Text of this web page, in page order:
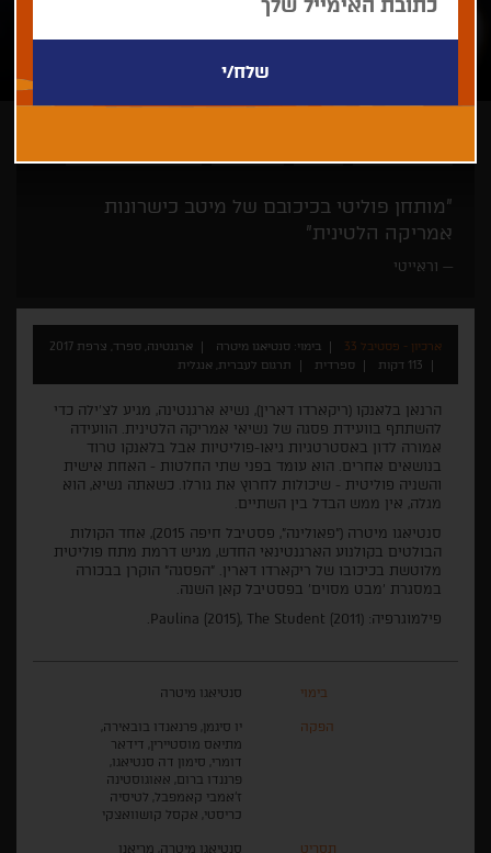
"מותחן פוליטי בכיכובם של מיטב כישרונות
אמריקה הלטינית"
וראייטי
ארכיון - פסטיבל 33 בימוי: סנטיאגו מיטרה
ארגנטינה, ספרד, צרפת 2017
113 דקות
ספרדית תרגום לעברית, אנגלית
הרנאן בלאנקו (ריקארדו דארין), נשיא ארגנטינה, מגיע לצ'ילה כדי
להשתתף בוועידת פסגה של נשיאי אמריקה הלטינית. הוועידה
אמורה לדון באסטרטגיות גיאו-פוליטיות אבל בלאנקו טרוד
בנושאים אחרים. הוא עומד בפני שתי החלטות - האחת אישית
והשניה פוליטית - שיכולות לחרוץ את גורלו. כשאתה נשיא, הוא
מגלה, אין ממש הבדל בין השתיים.
סנטיאגו מיטרה ("פאולינה", פסטיבל חיפה 2015), אחד הקולות
הבולטים בקולנוע הארגנטינאי החדש, מגיש דרמת מתח פוליטית
מלוטשת בכיכובו של ריקארדו דארין. "הפסגה" הוקרן בבכורה
במסגרת 'מבט מסוים' בפסטיבל קאן השנה.
פילמוגרפיה: (Paulina (2015), The Student (2011.
בימוי סנטיאגו מיטרה
הפקה
יו סיגמן, פרנאנדו בובאירה,
מתיאס מוסטיירין, דידאר
דומרי, סימון דה סנטיאגו,
פרננדו ברום, אאוגוסטינה
ז'אמבי קאמפבל, לטיסיה
כריסטי, אקסל קושוואצקי
תסריט
סנטיאגו מיטרה, מריאנו